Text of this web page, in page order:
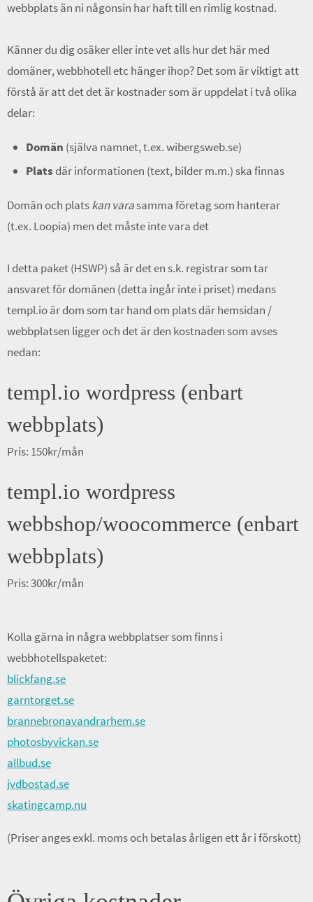
webbplats än ni någonsin har haft till en rimlig kostnad.
Känner du dig osäker eller inte vet alls hur det här med
domäner, webbhotell etc hänger ihop? Det som är viktigt att
förstå är att det det är kostnader som är uppdelat i två olika
delar:
Domän (själva namnet, t.ex. wibergsweb.se)
Platsdär informationen (text, bilder m.m.) ska finnas
Domän och platskan varasamma företag som hanterar
(t.ex. Loopia) men det måste inte vara det
I detta paket (HSWP) så är det en s.k. registrar som tar
ansvaret för domänen (detta ingår inte i priset) medans
templ.io är dom som tar hand om plats där hemsidan /
webbplatsen ligger och det är den kostnaden som avses
nedan:
templ.io wordpress (enbart
webbplats)
Pris: 150kr/mån
templ.io wordpress
webbshop/woocommerce (enbart
webbplats)
Pris: 300kr/mån
Kolla gärna in några webbplatser som finns i
webbhotellspaketet:
blickfang.se
garntorget.se
brannebronavandrarhem.se
photosbyvickan.se
allbud.se
jvdbostad.se
skatingcamp.nu
(Priser anges exkl. moms och betalas årligen ett år i förskott)